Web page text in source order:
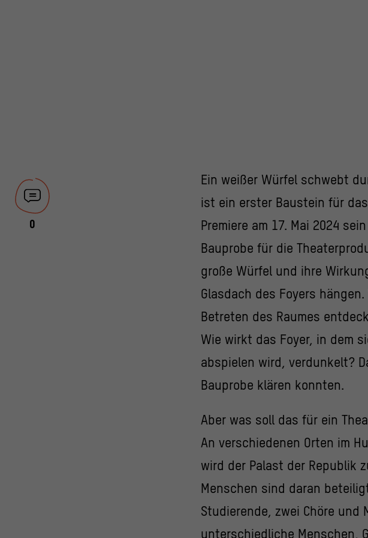
0
Ein weißer Würfel schwebt
ist ein erster Baustein für
Premiere am 17. Mai 2024
Bauprobe für die
große Würfel und ihre
Glasdach des Foyers
Betreten des Raumes
Wie wirkt das Foyer, in dem
abspielen wird, verdunkelt?
Bauprobe klären konnten.
Aber was soll das für ein
An verschiedenen Orten im
wird der Palast der Republik
Menschen sind daran
Studierende, zwei Chöre und
unterschiedliche Menschen,